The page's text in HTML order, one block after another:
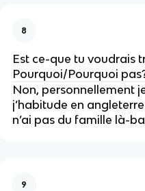
8
Est ce-que tu voudrais
Pourquoi/Pourquoi
Non, personnellement
j’habitude en
n’ai pas du famille là-
9